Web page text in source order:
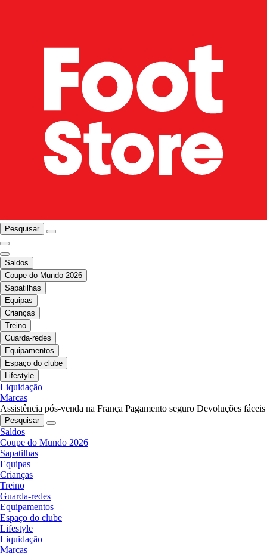
Pesquisar
Saldos
Coupe do Mundo 2026
Sapatilhas
Equipas
Crianças
Treino
Guarda-redes
Equipamentos
Espaço do clube
Lifestyle
Liquidação
Marcas
Assistência pós-venda na França Pagamento seguro Devoluções fáceis
Pesquisar
Saldos
Coupe do Mundo 2026
Sapatilhas
Equipas
Crianças
Treino
Guarda-redes
Equipamentos
Espaço do clube
Lifestyle
Liquidação
Marcas